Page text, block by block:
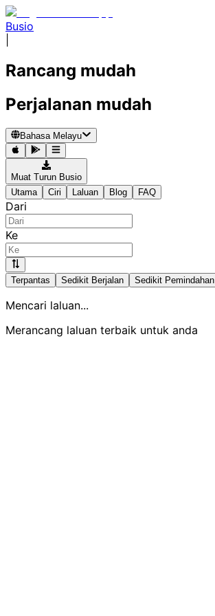
Busio
Rancang mudah
Perjalanan mudah
Bahasa Melayu
Muat Turun Busio
Utama
Ciri Laluan Blog FAQ
Dari
Ke
Terpantas Sedikit Berjalan Sedikit Pemindahan
Mencari laluan...
Merancang laluan terbaik untuk anda